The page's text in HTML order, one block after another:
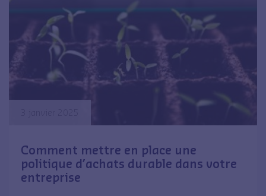
Comment mettre en place une
politique d’achats durable dans votre
entreprise